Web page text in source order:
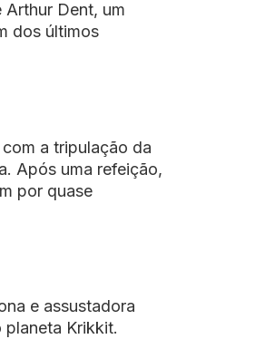
Dent, um
dos últimos
a tripulação da
Após uma refeição,
por quase
e assustadora
Krikkit.